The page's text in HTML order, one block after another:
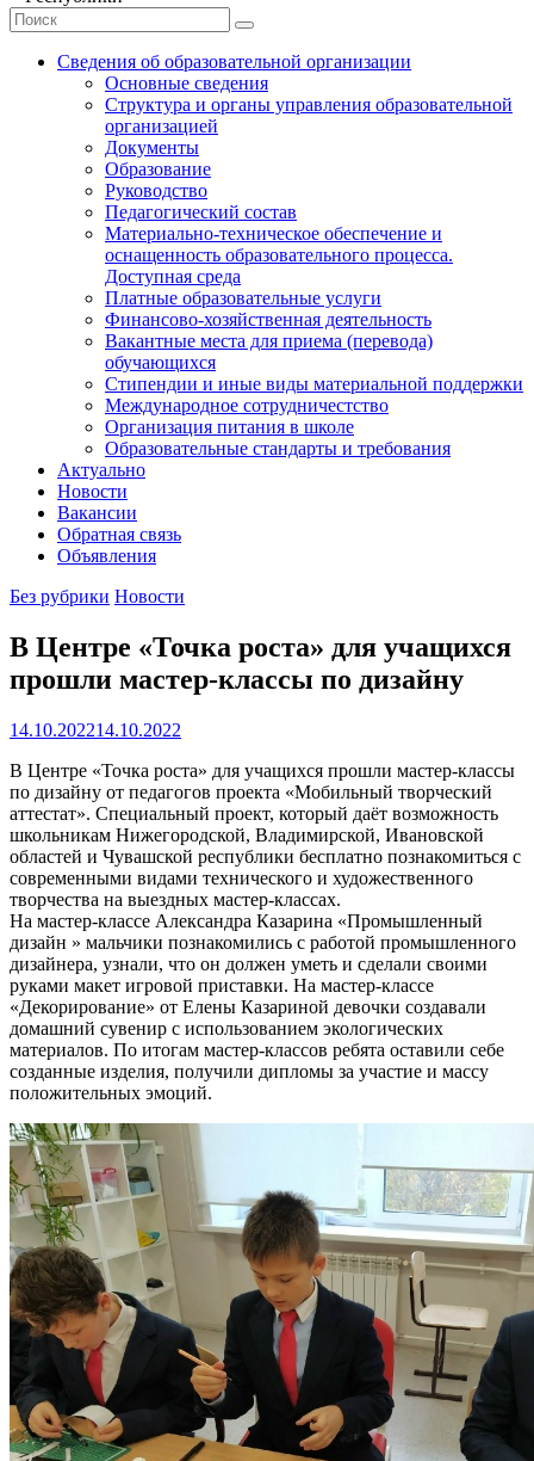
Сведения об образовательной организации
Основные сведения
Структура и органы управления образовательной
организацией
Документы
Образование
Руководство
Педагогический состав
Материально-техническое обеспечение и
оснащенность образовательного процесса.
Доступная среда
Платные образовательные услуги
Финансово-хозяйственная деятельность
Вакантные места для приема (перевода)
обучающихся
Стипендии и иные виды материальной поддержки
Международное сотрудничестство
Организация питания в школе
Образовательные стандарты и требования
Актуально
Новости
Вакансии
Обратная связь
Объявления
Без рубрики Новости
В Центре «Точка роста» для учащихся
прошли мастер-классы по дизайну
14.10.202214.10.2022
В Центре «Точка роста» для учащихся прошли мастер-классы
по дизайну от педагогов проекта «Мобильный творческий
аттестат». Специальный проект, который даёт возможность
школьникам Нижегородской, Владимирской, Ивановской
областей и Чувашской республики бесплатно познакомиться с
современными видами технического и художественного
творчества на выездных мастер-классах.
На мастер-классе Александра Казарина «Промышленный
дизайн » мальчики познакомились с работой промышленного
дизайнера, узнали, что он должен уметь и сделали своими
руками макет игровой приставки. На мастер-классе
«Декорирование» от Елены Казариной девочки создавали
домашний сувенир с использованием экологических
материалов. По итогам мастер-классов ребята оставили себе
созданные изделия, получили дипломы за участие и массу
положительных эмоций.